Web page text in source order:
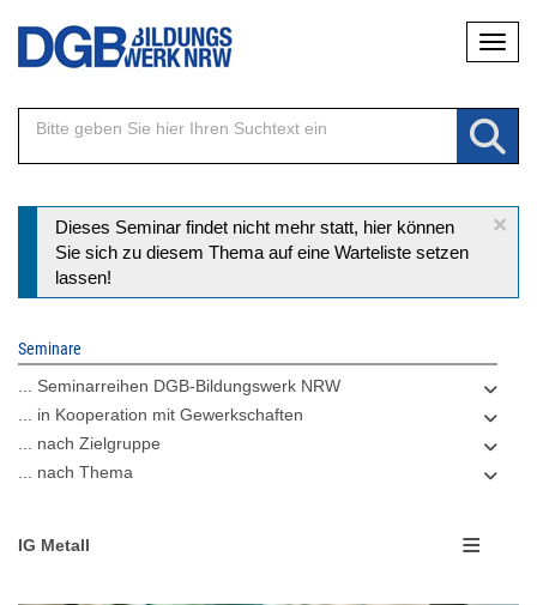
Direkt
Inhalt
×
Statusmeldung
Dieses Seminar findet nicht mehr statt, hier können
Sie sich zu diesem Thema auf eine Warteliste setzen
lassen!
Seminare
... Seminarreihen DGB-Bildungswerk NRW
... in Kooperation mit Gewerkschaften
... nach Zielgruppe
... nach Thema
IG Metall